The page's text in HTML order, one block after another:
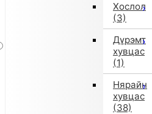
Хослол
(3)
Дүрэмт
хувцас
(1)
Нярайн
хувцас
(38)
22/14 cm